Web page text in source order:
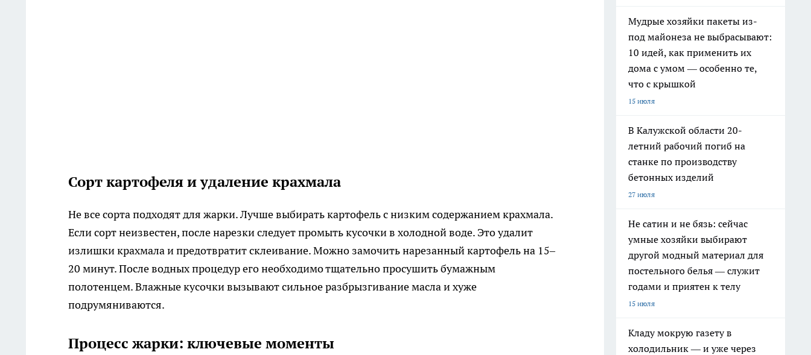
Сорт картофеля и удаление крахмала
Не все сорта подходят для жарки. Лучше выбирать картофель с низким содержанием крахмала.
Если сорт неизвестен, после нарезки следует промыть кусочки в холодной воде. Это удалит
излишки крахмала и предотвратит склеивание. Можно замочить нарезанный картофель на 15–
20 минут. После водных процедур его необходимо тщательно просушить бумажным
полотенцем. Влажные кусочки вызывают сильное разбрызгивание масла и хуже
подрумяниваются.
Процесс жарки: ключевые моменты
Мудрые хозяйки пакеты из-
под майонеза не выбрасывают:
10 идей, как применить их
дома с умом — особенно те,
что с крышкой
15 июля
В Калужской области 20-
летний рабочий погиб на
станке по производству
бетонных изделий
27 июля
Не сатин и не бязь: сейчас
умные хозяйки выбирают
другой модный материал для
постельного белья — служит
годами и приятен к телу
15 июля
Кладу мокрую газету в
холодильник — и уже через